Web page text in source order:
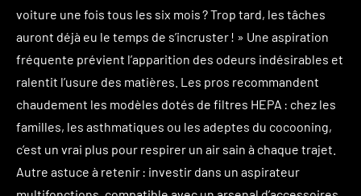
voiture une fois tous les six mois ? Trop tard, les tâches
auront déjà eu le temps de s’incruster ! » Une aspiration
fréquente prévient l’apparition des odeurs indésirables et
ralentit l’usure des matières. Les pros recommandent
chaudement les modèles dotés de filtres HEPA : chez les
familles, les asthmatiques ou les adeptes du cocooning,
c’est un vrai plus pour respirer un air sain à chaque trajet.
Autre astuce à retenir : investir dans un aspirateur